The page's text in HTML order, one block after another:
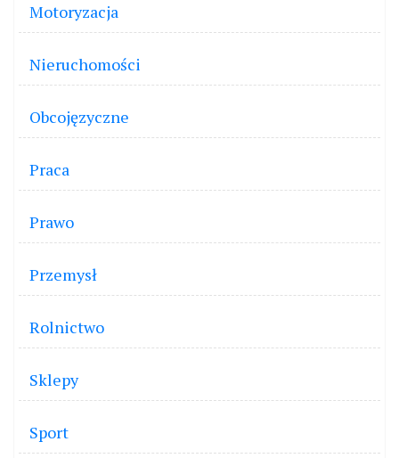
Motoryzacja
Nieruchomości
Obcojęzyczne
Praca
Prawo
Przemysł
Rolnictwo
Sklepy
Sport